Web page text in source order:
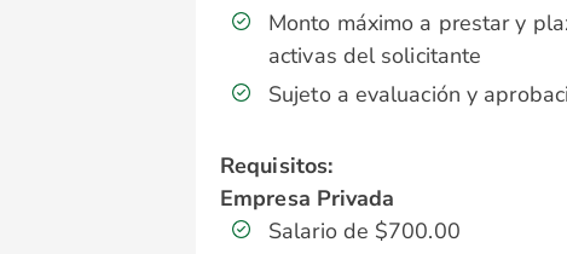
Monto máximo a prestar y
activas del solicitante
Sujeto a evaluación y
Requisitos:
Empresa Privada
Salario de $700.00